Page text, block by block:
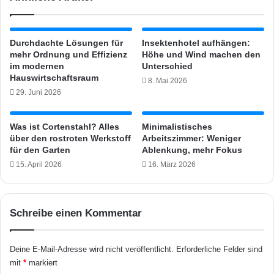
e
t
e
e
t
M
S
L
A
O
N
O
L
C
P
R
N
T
Durchdachte Lösungen für
mehr Ordnung und Effizienz
im modernen
Hauswirtschaftsraum
29. Juni 2026
Insektenhotel aufhängen:
Höhe und Wind machen den
Unterschied
8. Mai 2026
Was ist Cortenstahl? Alles
über den rostroten Werkstoff
für den Garten
15. April 2026
Minimalistisches
Arbeitszimmer: Weniger
Ablenkung, mehr Fokus
16. März 2026
Schreibe einen Kommentar
Deine E-Mail-Adresse wird nicht veröffentlicht. Erforderliche Felder sind
mit * markiert